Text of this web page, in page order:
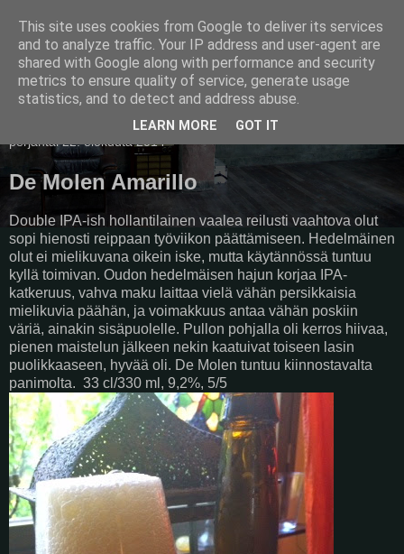
Pullollinen
perjantai 22. elokuuta 2014
De Molen Amarillo
Double IPA-ish hollantilainen vaalea reilusti vaahtova olut
sopi hienosti reippaan työviikon päättämiseen. Hedelmäinen
olut ei mielikuvana oikein iske, mutta käytännössä tuntuu
kyllä toimivan. Oudon hedelmäisen hajun korjaa IPA-
katkeruus, vahva maku laittaa vielä vähän persikkaisia
mielikuvia päähän, ja voimakkuus antaa vähän poskiin
väriä, ainakin sisäpuolelle. Pullon pohjalla oli kerros hiivaa,
pienen maistelun jälkeen nekin kaatuivat toiseen lasin
puolikkaaseen, hyvää oli. De Molen tuntuu kiinnostavalta
panimolta. 33 cl/330 ml, 9,2%, 5/5
This site uses cookies from Google to deliver its services
and to analyze traffic. Your IP address and user-agent are
shared with Google along with performance and security
metrics to ensure quality of service, generate usage
statistics, and to detect and address abuse.
LEARN MORE GOT IT